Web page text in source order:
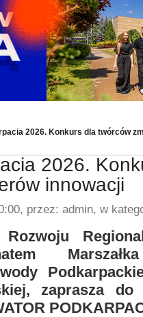
2026. Konkurs dla twórców
2026.
innowacji
przez: admin, w
Rozwoju
zaprasza do